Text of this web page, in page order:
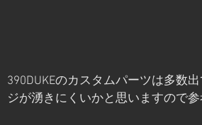
390DUKEのカスタムパーツは多数
ジが湧きにくいかと思いますので